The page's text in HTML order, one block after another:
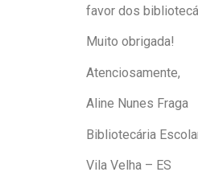
favor dos
Muito obrigada!
Atenciosamente,
Aline Nunes Fraga
Bibliotecária
Vila Velha – ES